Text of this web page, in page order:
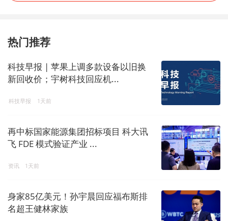
热门推荐
科技早报 | 苹果上调多款设备以旧换
新回收价；宇树科技回应机...
科技早报 1天前
再中标国家能源集团招标项目 科大讯
飞 FDE 模式验证产业 ...
资讯 1天前
身家85亿美元！孙宇晨回应福布斯排
名超王健林家族